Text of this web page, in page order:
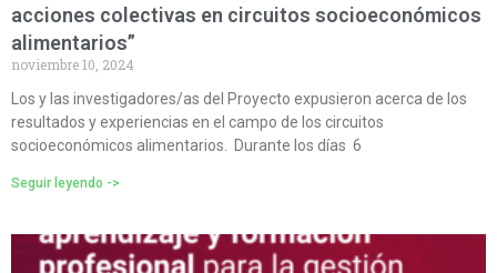
acciones colectivas en circuitos socioeconómicos
alimentarios”
noviembre 10, 2024
Los y las investigadores/as del Proyecto expusieron acerca de los
resultados y experiencias en el campo de los circuitos
socioeconómicos alimentarios. Durante los días 6
Seguir leyendo ->